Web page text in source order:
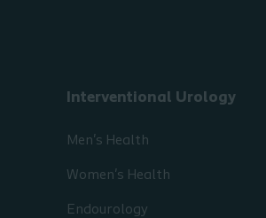
Interventional Urology
Men's Health
Women's Health
Endourology